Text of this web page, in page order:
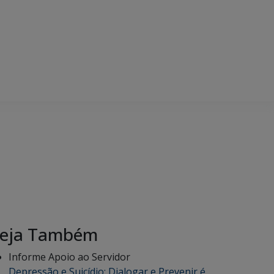
Também
Informe Apoio ao Servidor